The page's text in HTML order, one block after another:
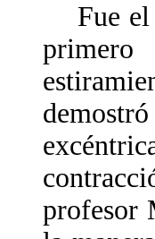
Fue el
profesor